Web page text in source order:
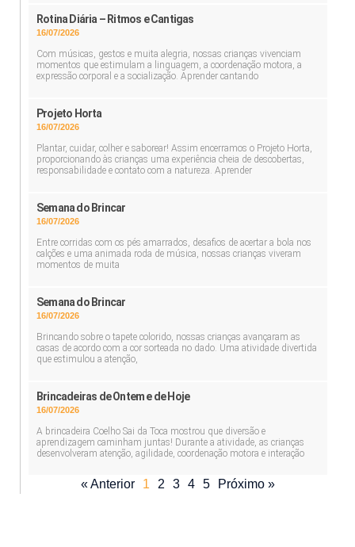
Rotina Diária – Ritmos e Cantigas
16/07/2026
Com músicas, gestos e muita alegria, nossas crianças vivenciam
momentos que estimulam a linguagem, a coordenação motora, a
expressão corporal e a socialização. Aprender cantando
Projeto Horta
16/07/2026
Plantar, cuidar, colher e saborear! Assim encerramos o Projeto Horta,
proporcionando às crianças uma experiência cheia de descobertas,
responsabilidade e contato com a natureza. Aprender
Semana do Brincar
16/07/2026
Entre corridas com os pés amarrados, desafios de acertar a bola nos
calções e uma animada roda de música, nossas crianças viveram
momentos de muita
Semana do Brincar
16/07/2026
Brincando sobre o tapete colorido, nossas crianças avançaram as
casas de acordo com a cor sorteada no dado. Uma atividade divertida
que estimulou a atenção,
Brincadeiras de Ontem e de Hoje
16/07/2026
A brincadeira Coelho Sai da Toca mostrou que diversão e
aprendizagem caminham juntas! Durante a atividade, as crianças
desenvolveram atenção, agilidade, coordenação motora e interação
« Anterior 1 2 3 4 5 Próximo »